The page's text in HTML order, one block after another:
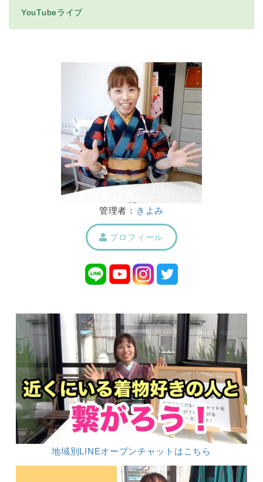
YouTubeライブ
管理者： きよみ
プロフィール
地域別LINEオープンチャットはこちら